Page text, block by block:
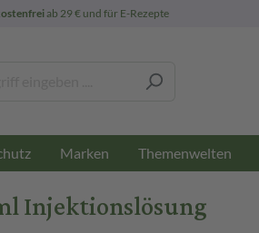
ab 29 € und für E-Rezepte
Marken Themenwelten
Injektionslösung